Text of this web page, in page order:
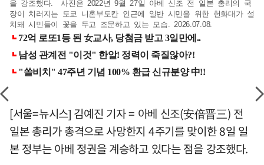
을 강조했다. 사진은 2022년 9월 27일 아베 신조 전 일본 총리의 국
장이 치러지는 도쿄 니혼부도칸 인근에 일반 시민을 위한 헌화대가 설
치돼 시민들이 꽃을 두고 조문하고 있는 모습. 2026.07.08.
[서울=뉴시스] 김예진 기자 = 아베 신조(安倍晋三) 전
일본 총리가 총격으로 사망한지 4주기를 맞이한 8일 일
본 정부는 아베 정권을 계승하고 있다는 점을 강조했다.